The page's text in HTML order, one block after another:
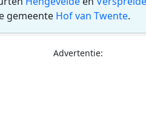
gemeente Hof van Twente.
Advertentie: